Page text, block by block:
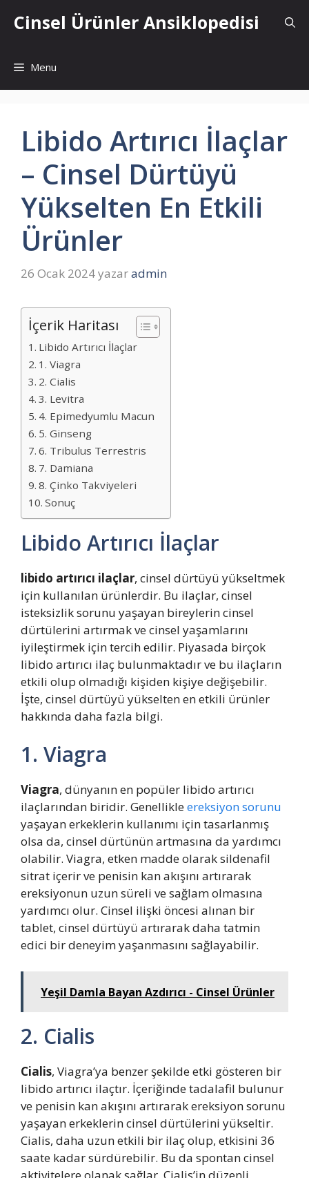
atlaCinsel Ürünler Ansiklopedisi
Menu
Libido Artırıcı İlaçlar
– Cinsel Dürtüyü
Yükselten En Etkili
Ürünler
26 Ocak 2024yazaradmin
İçerik Haritası
Libido Artırıcı İlaçlar
1. Viagra
2. Cialis
3. Levitra
4. Epimedyumlu Macun
5. Ginseng
6. Tribulus Terrestris
7. Damiana
8. Çinko Takviyeleri
Sonuç
Libido Artırıcı İlaçlar
libido artırıcı ilaçlar, cinsel dürtüyü yükseltmek
için kullanılan ürünlerdir. Bu ilaçlar, cinsel
isteksizlik sorunu yaşayan bireylerin cinsel
dürtülerini artırmak ve cinsel yaşamlarını
iyileştirmek için tercih edilir. Piyasada birçok
libido artırıcı ilaç bulunmaktadır ve bu ilaçların
etkili olup olmadığı kişiden kişiye değişebilir.
İşte, cinsel dürtüyü yükselten en etkili ürünler
hakkında daha fazla bilgi.
1. Viagra
Viagra, dünyanın en popüler libido artırıcı
ilaçlarından biridir. Genellikleereksiyon sorunu
yaşayan erkeklerin kullanımı için tasarlanmış
olsa da, cinsel dürtünün artmasına da yardımcı
olabilir. Viagra, etken madde olarak sildenafil
sitrat içerir ve penisin kan akışını artırarak
ereksiyonun uzun süreli ve sağlam olmasına
yardımcı olur. Cinsel ilişki öncesi alınan bir
tablet, cinsel dürtüyü artırarak daha tatmin
edici bir deneyim yaşanmasını sağlayabilir.
Yeşil Damla Bayan Azdırıcı - Cinsel Ürünler
2. Cialis
Cialis, Viagra’ya benzer şekilde etki gösteren bir
libido artırıcı ilaçtır. İçeriğinde tadalafil bulunur
ve penisin kan akışını artırarak ereksiyon sorunu
yaşayan erkeklerin cinsel dürtülerini yükseltir.
Cialis, daha uzun etkili bir ilaç olup, etkisini 36
saate kadar sürdürebilir. Bu da spontan cinsel
aktivitelere olanak sağlar. Cialis’in düzenli